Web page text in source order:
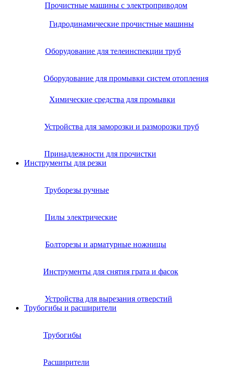
Прочистные машины с электроприводом
Гидродинамические прочистные машины
Оборудование для телеинспекции труб
Оборудование для промывки систем отопления
Химические средства для промывки
Устройства для заморозки и разморозки труб
Принадлежности для прочистки
Инструменты для резки
Труборезы ручные
Пилы электрические
Болторезы и арматурные ножницы
Инструменты для снятия грата и фасок
Устройства для вырезания отверстий
Трубогибы и расширители
Трубогибы
Расширители